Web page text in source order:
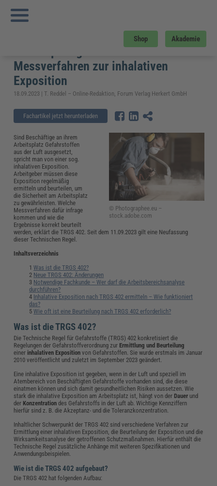
Shop Akademie
Sie sind hier:
Änderungen, Arbeitsplatzgrenzwerte und Messverfahren zur inhalativen
Exposition
TRGS 402: Aktuelle Änderungen,
Arbeitsplatzgrenzwerte und
Messverfahren zur inhalativen
Exposition
18.09.2023 | T. Reddel – Online-Redaktion, Forum Verlag Herkert GmbH
Fachartikel jetzt herunterladen
© Photographee.eu –
stock.adobe.com
Sind Beschäftige an ihrem
Arbeitsplatz Gefahrstoffen
aus der Luft ausgesetzt,
spricht man von einer sog.
inhalativen Exposition.
Arbeitgeber müssen diese
Exposition regelmäßig
ermitteln und beurteilen, um
die Sicherheit am Arbeitsplatz
zu gewährleisten. Welche
Messverfahren dafür infrage
kommen und wie die
Ergebnisse korrekt beurteilt
werden, erklärt die TRGS 402. Seit dem 11.09.2023 gilt eine Neufassung
dieser Technischen Regel.
Inhaltsverzeichnis
Was ist die TRGS 402?
Neue TRGS 402: Änderungen
Notwendige Fachkunde – Wer darf die Arbeitsbereichsanalyse
durchführen?
Inhalative Exposition nach TRGS 402 ermitteln – Wie funktioniert
das?
Wie oft ist eine Beurteilung nach TRGS 402 erforderlich?
Was ist die TRGS 402?
Die Technische Regel für Gefahrstoffe (TRGS) 402 konkretisiert die
Regelungen der Gefahrstoffverordnung zur Ermittlung und Beurteilung
einer inhalativen Expositionvon Gefahrstoffen. Sie wurde erstmals im Januar
2010 veröffentlicht und zuletzt im September 2023 geändert.
Eine inhalative Exposition ist gegeben, wenn in der Luft und speziell im
Atembereich von Beschäftigten Gefahrstoffe vorhanden sind, die diese
einatmen können und sich damit gesundheitlichen Risiken aussetzen. Wie
stark die inhalative Exposition am Arbeitsplatz ist, hängt von der Dauer und
der Konzentration des Gefahrstoffs in der Luft ab. Wichtige Kennziffern
hierfür sind z. B. die Akzeptanz- und die Toleranzkonzentration.
Inhaltlicher Schwerpunkt der TRGS 402 sind verschiedene Verfahren zur
Ermittlung einer inhalativen Exposition, die Beurteilung der Exposition und die
Wirksamkeitsanalyse der getroffenen Schutzmaßnahmen. Hierfür enthält die
Technische Regel zusätzliche Anhänge mit weiteren Spezifikationen und
Anwendungsbeispielen.
Wie ist die TRGS 402 aufgebaut?
Die TRGS 402 hat folgenden Aufbau: